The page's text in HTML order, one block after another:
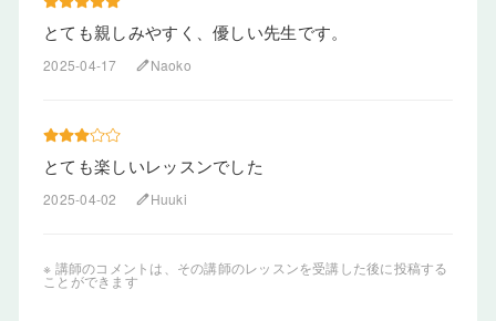
とても親しみやすく、優しい先生です。
2025-04-17 editNaoko
とても楽しいレッスンでした
2025-04-02 editHuuki
※ 講師のコメントは、その講師のレッスンを受講した後に投稿する
ことができます